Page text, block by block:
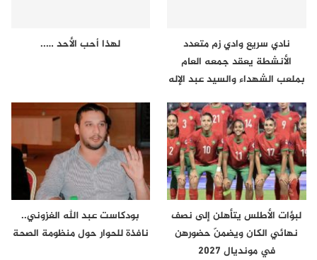
نادي سريع وادي زم متعدد
الأنشطة يعقد جمعه العام
بملعب الشهداء والسيد عبد الإله
لهذا أحب الأحد …..
لبؤات الأطلس يتأهلن إلى نصف
نهائي الكان ويضمنّ حضورهن
في مونديال 2027
بودكاست عبد الله الغزوني..
نافذة للحوار حول منظومة الصحة